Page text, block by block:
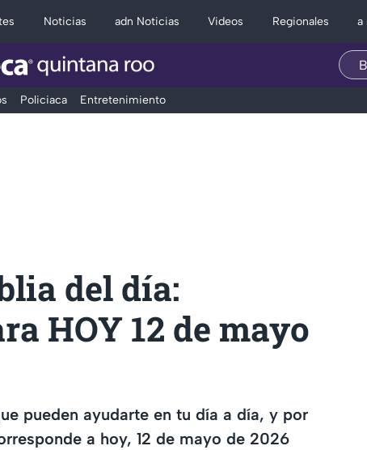
Noticias adn Noticias Videos Regionales a
Policiaca Entretenimiento
del día:
HOY 12 de mayo
pueden ayudarte en tu día a día, y por
a hoy, 12 de mayo de 2026